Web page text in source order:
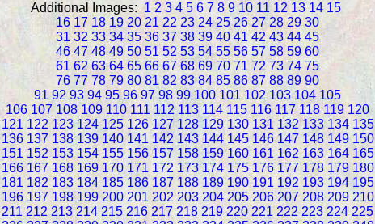
Additional Images: 1 2 3 4 5 6 7 8 9 10 11 12 13 14 15
16 17 18 19 20 21 22 23 24 25 26 27 28 29 30
31 32 33 34 35 36 37 38 39 40 41 42 43 44 45
46 47 48 49 50 51 52 53 54 55 56 57 58 59 60
61 62 63 64 65 66 67 68 69 70 71 72 73 74 75
76 77 78 79 80 81 82 83 84 85 86 87 88 89 90
91 92 93 94 95 96 97 98 99 100 101 102 103 104 105
106 107 108 109 110 111 112 113 114 115 116 117 118 119 120
121 122 123 124 125 126 127 128 129 130 131 132 133 134 135
136 137 138 139 140 141 142 143 144 145 146 147 148 149 150
151 152 153 154 155 156 157 158 159 160 161 162 163 164 165
166 167 168 169 170 171 172 173 174 175 176 177 178 179 180
181 182 183 184 185 186 187 188 189 190 191 192 193 194 195
196 197 198 199 200 201 202 203 204 205 206 207 208 209 210
211 212 213 214 215 216 217 218 219 220 221 222 223 224 225